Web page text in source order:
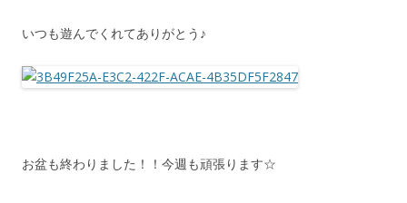
いつも遊んでくれてありがとう♪
お盆も終わりました！！今週も頑張ります☆